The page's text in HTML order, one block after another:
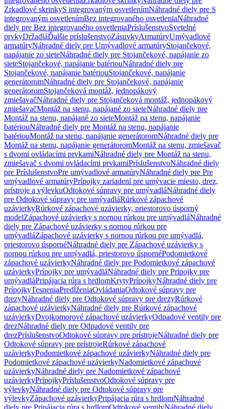
Zrkadlové skrinkyS integrovaným osvetlenímNáhradné diely pre S
integrovaným osvetlenímBez integrovaného osvetleniaNáhradné
diely pre Bez integrovaného osvetleniaPríslušenstvoSvetelné
prvkyDržadláĎalšie príslušenstvoZásuvkyArmatúryUmývadlové
armatúryNáhradné diely pre Umývadlové armatúryStojančekové,
napájanie zo sieteNáhradné diely pre Stojančekové, napájanie zo
sieteStojančekové, napájanie batériouNáhradné diely pre
Stojančekové, napájanie batériouStojančekové, napájanie
generátoromNáhradné diely pre Stojančekové, napájanie
generátoromStojančeková montáž, jednopákový
zmiešavačNáhradné diely pre Stojančeková montáž, jednopákový
zmiešavačMontáž na stenu, napájané zo sieteNáhradné diely pre
Montáž na stenu, napájané zo sieteMontáž na stenu, napájanie
batériouNáhradné diely pre Montáž na stenu, napájanie
batériouMontáž na stenu, napájanie generátoromNáhradné diely pre
Montáž na stenu, napájanie generátoromMontáž na stenu, zmiešavač
s dvomi ovládacími prvkamiNáhradné diely pre Montáž na stenu,
zmiešavač s dvomi ovládacími prvkamiPríslušenstvoNáhradné diely
pre PríslušenstvoPre umývadlové armatúryNáhradné diely pre Pre
umývadlové armatúryPrípojky zariadení pre umývacie miesto, drez,
prístroje a výlevkuOdtokové súpravy pre umývadláNáhradné diely
pre Odtokové súpravy pre umývadláRúrkové zápachové
uzávierkyRúrkové zápachové uzávierky, priestorovo úsporný
modelZápachové uzávierky s nornou rúrkou pre umývadláNáhradné
diely pre Zápachové uzávierky s nornou rúrkou pre
umývadláZápachové uzávierky s nornou rúrkou pre umývadlá,
priestorovo úspornéNáhradné diely pre Zápachové uzávierky s
nornou rúrkou pre umývadlá, priestorovo úspornéPodomietkové
zápachové uzávierkyNáhradné diely pre Podomietkové zápachové
uzávierkyPrípojky pre umývadláNáhradné diely pre Prípojky pre
umývadláPripájacia rúra s hrdlomKrytyPrípojkyNáhradné diely pre
PrípojkyTesneniaPredĺženiaOvládaniaOdtokové súpravy pre
drezyNáhradné diely pre Odtokové súpravy pre drezyRúrkové
zápachové uzávierkyNáhradné diely pre Rúrkové zápachové
uzávierkyDvojkomorové zápachové uzávierkyOdpadové ventily pre
drezNáhradné diely pre Odpadové ventily pre
drezPríslušenstvoOdtokové súpravy pre prístrojeNáhradné diely pre
Odtokové súpravy pre prístrojeRúrkové zápachové
uzávierkyPodomietkové zápachové uzávierkyNáhradné diely pre
Podomietkové zápachové uzávierkyNadomietkové zápachové
uzávierkyNáhradné diely pre Nadomietkové zápachové
uzávierkyPrípojkyPríslušenstvoOdtokové súpravy pre
výlevkyNáhradné diely pre Odtokové súpravy pre
výlevkyZápachové uzávierkyPripájacia rúra s hrdlomNáhradné
diely pre Pripájacia rúra s hrdlomOdtokové ventilyNáhradné diely